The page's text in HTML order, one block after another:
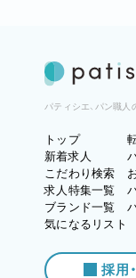
パティシエ、パン職
トップ
新着求人
こだわり検索
求人特集一覧
ブランド一覧
気になるリスト
採用